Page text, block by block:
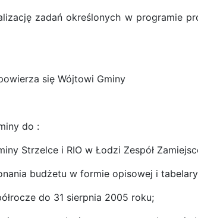
zadań określonych w programie
się Wójtowi Gminy
do :
Strzelce i RIO w Łodzi Zespół
budżetu w formie opisowej i
do 31 sierpnia 2005 roku;